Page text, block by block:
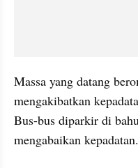
Massa yang datang
mengakibatkan
Bus-bus diparkir di
mengabaikan kepadatan.